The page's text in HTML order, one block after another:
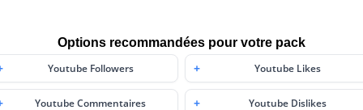
Options recommandées pour votre pack
Youtube Followers Youtube Likes
Youtube Commentaires Youtube Dislikes